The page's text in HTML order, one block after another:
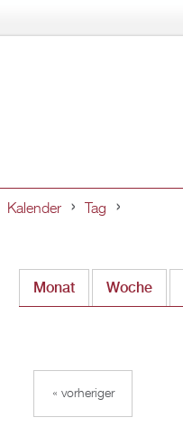
Kalender Tag
Monat Woche
« vorheriger